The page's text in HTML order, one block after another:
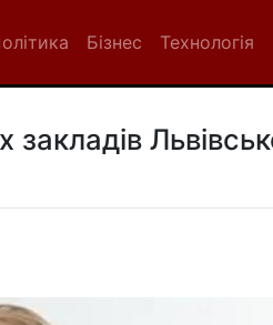
Бізнес Технологія